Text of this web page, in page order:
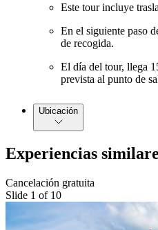
Este tour incluye
En el siguiente paso
de recogida.
El día del tour, llega
prevista al punto de
Ubicación
Experiencias
Cancelación gratuita
Slide 1 of 10